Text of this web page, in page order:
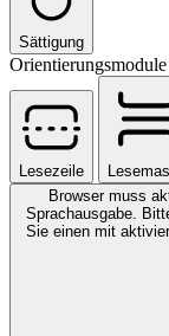
Sättigung
Orientierungsmodule
Lesezeile
Browser muss
Sprachausgabe.
Sie einen mit